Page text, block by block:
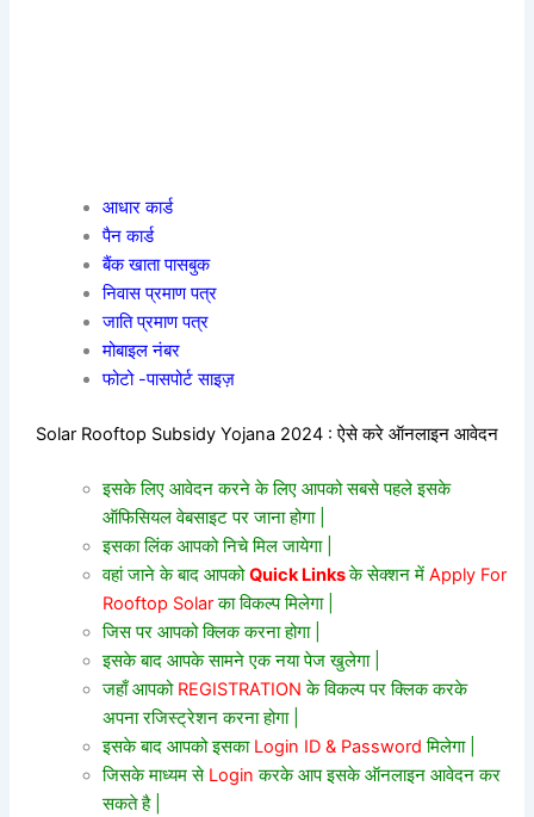
आधार कार्ड
पैन कार्ड
बैंक खाता पासबुक
निवास प्रमाण पत्र
जाति प्रमाण पत्र
मोबाइल नंबर
फोटो -पासपोर्ट साइज़
Solar Rooftop Subsidy Yojana 2024 : ऐसे करे ऑनलाइन आवेदन
इसके लिए आवेदन करने के लिए आपको सबसे पहले इसके
ऑफिसियल वेबसाइट पर जाना होगा |
इसका लिंक आपको निचे मिल जायेगा |
वहां जाने के बाद आपकोQuick Linksके सेक्शन मेंApply For
Rooftop Solarका विकल्प मिलेगा |
जिस पर आपको क्लिक करना होगा |
इसके बाद आपके सामने एक नया पेज खुलेगा |
जहाँ आपको REGISTRATION के विकल्प पर क्लिक करके
अपना रजिस्ट्रेशन करना होगा |
इसके बाद आपको इसका Login ID & Password मिलेगा |
जिसके माध्यम से Login करके आप इसके ऑनलाइन आवेदन कर
सकते है |